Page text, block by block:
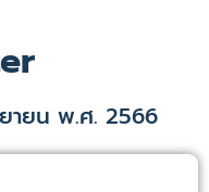
ายน พ.ศ. 2566